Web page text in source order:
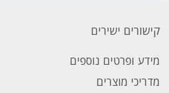
קישורים ישירים
מידע ופרטים נוספים
מדריכי מוצרים